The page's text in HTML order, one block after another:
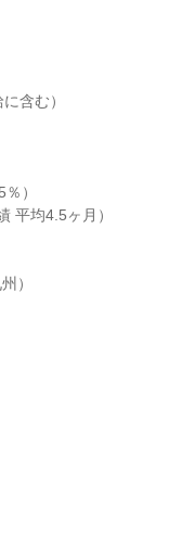
含む）
）
平均4.5ヶ月）
）